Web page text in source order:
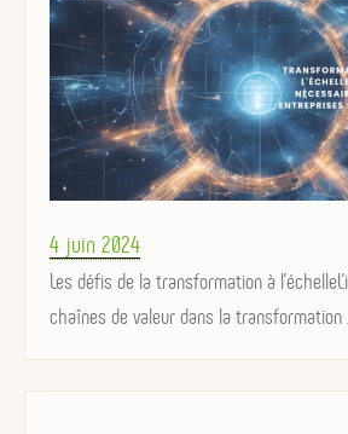
Posted
on
4 juin 2024
Les défis de la transformation à
chaînes de valeur dans la transformation